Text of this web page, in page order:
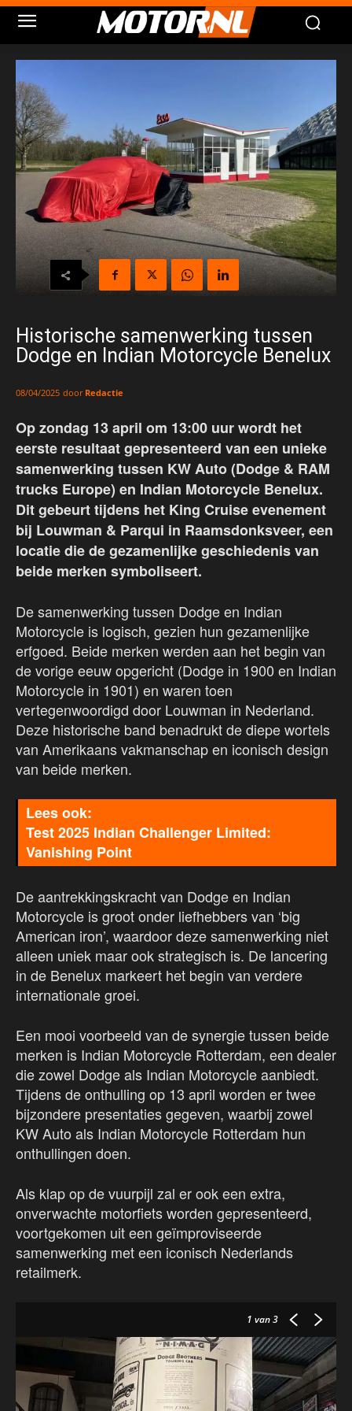
Historische samenwerking tussen
Dodge en Indian Motorcycle Benelux
08/04/2025 door Redactie
Op zondag 13 april om 13:00 uur wordt het
eerste resultaat gepresenteerd van een unieke
samenwerking tussen KW Auto (Dodge & RAM
trucks Europe) en Indian Motorcycle Benelux.
Dit gebeurt tijdens het King Cruise evenement
bij Louwman & Parqui in Raamsdonksveer, een
locatie die de gezamenlijke geschiedenis van
beide merken symboliseert.
De samenwerking tussen Dodge en Indian
Motorcycle is logisch, gezien hun gezamenlijke
erfgoed. Beide merken werden aan het begin van
de vorige eeuw opgericht (Dodge in 1900 en Indian
Motorcycle in 1901) en waren toen
vertegenwoordigd door Louwman in Nederland.
Deze historische band benadrukt de diepe wortels
van Amerikaans vakmanschap en iconisch design
van beide merken.
Test 2025 Indian Challenger Limited:
Vanishing Point
De aantrekkingskracht van Dodge en Indian
Motorcycle is groot onder liefhebbers van ‘big
American iron’, waardoor deze samenwerking niet
alleen uniek maar ook strategisch is. De lancering
in de Benelux markeert het begin van verdere
internationale groei.
Een mooi voorbeeld van de synergie tussen beide
merken is Indian Motorcycle Rotterdam, een dealer
die zowel Dodge als Indian Motorcycle aanbiedt.
Tijdens de onthulling op 13 april worden er twee
bijzondere presentaties gegeven, waarbij zowel
KW Auto als Indian Motorcycle Rotterdam hun
onthullingen doen.
Als klap op de vuurpijl zal er ook een extra,
onverwachte motorfiets worden gepresenteerd,
voortgekomen uit een geïmproviseerde
samenwerking met een iconisch Nederlands
retailmerk.
1 van 3